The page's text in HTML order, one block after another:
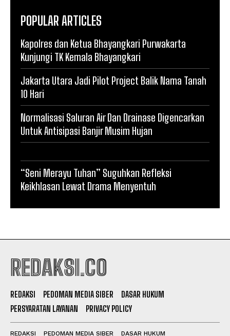
POPULAR ARTICLES
Kapolres dan Ketua Bhayangkari Purwakarta
Kunjungi TK Kemala Bhayangkari
Jakarta Utara Jadi Pilot Project Balik Nama Tanah
10 Hari
Normalisasi Saluran Air Dan Drainase Digencarkan
Untuk Antisipasi Banjir Musim Hujan
“Seni Merayu Tuhan” Suguhkan Refleksi
Keikhlasan Lewat Drama Menyentuh
REDAKSI.CO
REDAKSI PEDOMAN MEDIA SIBER
DASAR HUKUM
PERSYARATAN LAYANAN
PRIVACY POLICY
REDAKSI PEDOMAN MEDIA SIBER DASAR HUKUM